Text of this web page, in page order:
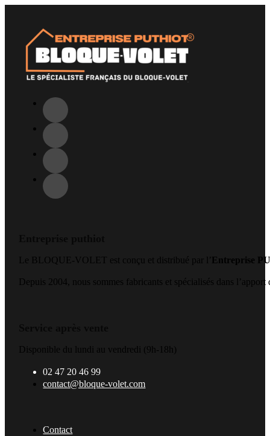
Le BLOQUE-VOLET est conçu et distribué par l’ Entreprise
Depuis 2004, nous sommes fabricants et spécialisés dans
Disponible du lundi au vendredi (9h-18h)
02 47 20 46 99
contact@bloque-volet.com
Contact